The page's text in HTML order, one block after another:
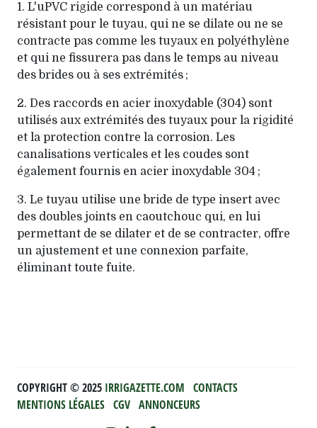
1. L'uPVC rigide correspond à un matériau
résistant pour le tuyau, qui ne se dilate ou ne se
contracte pas comme les tuyaux en polyéthylène
et qui ne fissurera pas dans le temps au niveau
des brides ou à ses extrémités ;
2. Des raccords en acier inoxydable (304) sont
utilisés aux extrémités des tuyaux pour la rigidité
et la protection contre la corrosion. Les
canalisations verticales et les coudes sont
également fournis en acier inoxydable 304 ;
3. Le tuyau utilise une bride de type insert avec
des doubles joints en caoutchouc qui, en lui
permettant de se dilater et de se contracter, offre
un ajustement et une connexion parfaite,
éliminant toute fuite.
COPYRIGHT ©️ 2025 IRRIGAZETTE.COM CONTACTS
MENTIONS LÉGALES CGV ANNONCEURS